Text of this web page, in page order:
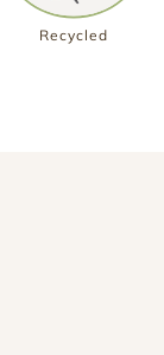
Recycled